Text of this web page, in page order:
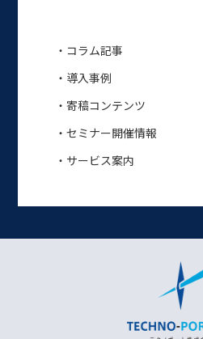
・コラム記事
・導入事例
・寄稿コンテンツ
・セミナー開催情報
・サービス案内